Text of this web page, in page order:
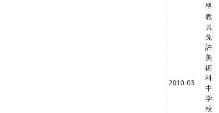
格
2010-03
教
員
免
許
美
術
科
中
学
校